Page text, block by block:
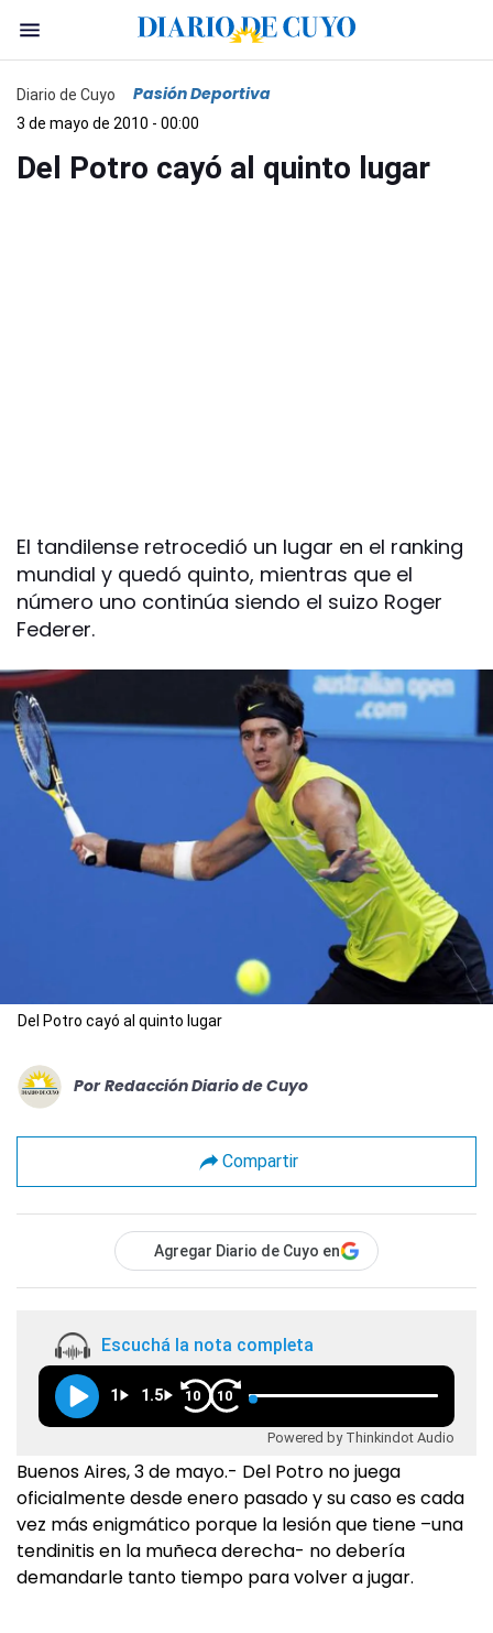
Diario de Cuyo Pasión Deportiva
3 de mayo de 2010 - 00:00
Del Potro cayó al quinto lugar
El tandilense retrocedió un lugar en el ranking
mundial y quedó quinto, mientras que el
número uno continúa siendo el suizo Roger
Federer.
Del Potro cayó al quinto lugar
Por Redacción Diario de Cuyo
Compartir
Agregar Diario de Cuyo en
Escuchá la nota completa
1 1.5 10 10
Powered by Thinkindot Audio
Buenos Aires, 3 de mayo.- Del Potro no juega
oficialmente desde enero pasado y su caso es cada
vez más enigmático porque la lesión que tiene –una
tendinitis en la muñeca derecha- no debería
demandarle tanto tiempo para volver a jugar.